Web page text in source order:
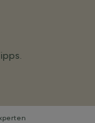
Wählen